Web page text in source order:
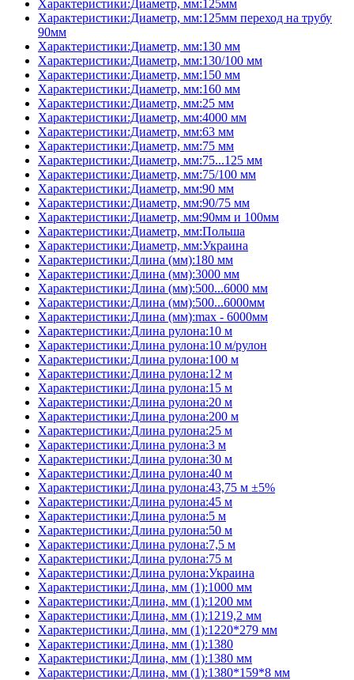
Характеристики:Диаметр, мм:125мм
Характеристики:Диаметр, мм:125мм переход на трубу
90мм
Характеристики:Диаметр, мм:130 мм
Характеристики:Диаметр, мм:130/100 мм
Характеристики:Диаметр, мм:150 мм
Характеристики:Диаметр, мм:160 мм
Характеристики:Диаметр, мм:25 мм
Характеристики:Диаметр, мм:4000 мм
Характеристики:Диаметр, мм:63 мм
Характеристики:Диаметр, мм:75 мм
Характеристики:Диаметр, мм:75...125 мм
Характеристики:Диаметр, мм:75/100 мм
Характеристики:Диаметр, мм:90 мм
Характеристики:Диаметр, мм:90/75 мм
Характеристики:Диаметр, мм:90мм и 100мм
Характеристики:Диаметр, мм:Польша
Характеристики:Диаметр, мм:Украина
Характеристики:Длина (мм):180 мм
Характеристики:Длина (мм):3000 мм
Характеристики:Длина (мм):500...6000 мм
Характеристики:Длина (мм):500...6000мм
Характеристики:Длина (мм):max - 6000мм
Характеристики:Длина рулона:10 м
Характеристики:Длина рулона:10 м/рулон
Характеристики:Длина рулона:100 м
Характеристики:Длина рулона:12 м
Характеристики:Длина рулона:15 м
Характеристики:Длина рулона:20 м
Характеристики:Длина рулона:200 м
Характеристики:Длина рулона:25 м
Характеристики:Длина рулона:3 м
Характеристики:Длина рулона:30 м
Характеристики:Длина рулона:40 м
Характеристики:Длина рулона:43,75 м ±5%
Характеристики:Длина рулона:45 м
Характеристики:Длина рулона:5 м
Характеристики:Длина рулона:50 м
Характеристики:Длина рулона:7,5 м
Характеристики:Длина рулона:75 м
Характеристики:Длина рулона:Украина
Характеристики:Длина, мм (1):1000 мм
Характеристики:Длина, мм (1):1200 мм
Характеристики:Длина, мм (1):1219,2 мм
Характеристики:Длина, мм (1):1220*279 мм
Характеристики:Длина, мм (1):1380
Характеристики:Длина, мм (1):1380 мм
Характеристики:Длина, мм (1):1380*159*8 мм